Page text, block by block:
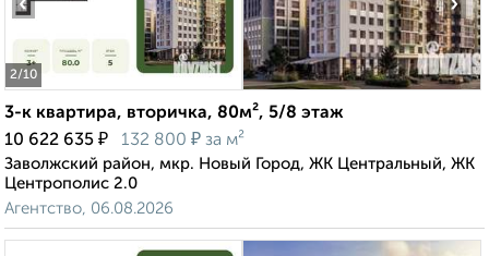
2/10
3-к квартира, вторичка, 80м², 5/8 этаж
10 622 635 ₽ 132 800 ₽ за м²
Заволжский район, мкр. Новый Город, ЖК Центральный, ЖК
Центрополис 2.0
Агентство, 06.08.2026